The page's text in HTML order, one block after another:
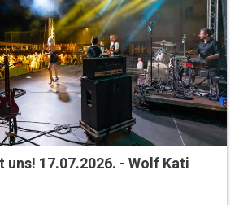
uns! 17.07.2026. - Wolf Kati